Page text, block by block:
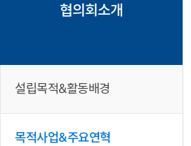
협의회소개
설립목적&활동배경
목적사업&주요연혁